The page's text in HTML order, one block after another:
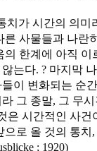
치가 시간의 의미
른 사물들과 나란
의 한계에 아직
는다. ? 마지막
이 변화되는 순
그 종말, 그 무
은 시간적인 사
으로 올 것의 통치
; 1920)